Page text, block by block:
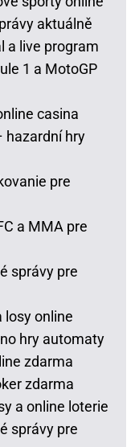
aktuálně
a live program
1 a MotoGP
casina
hazardní hry
pre
a MMA pre
správy pre
losy online
hry automaty
zdarma
zdarma
a online loterie
správy pre